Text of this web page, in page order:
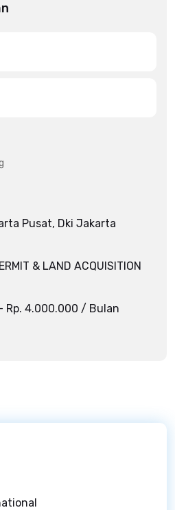
Pusat, Dki Jakarta
& LAND ACQUISITION
Rp. 4.000.000 / Bulan